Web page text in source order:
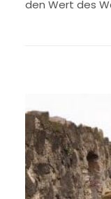
den Wert des